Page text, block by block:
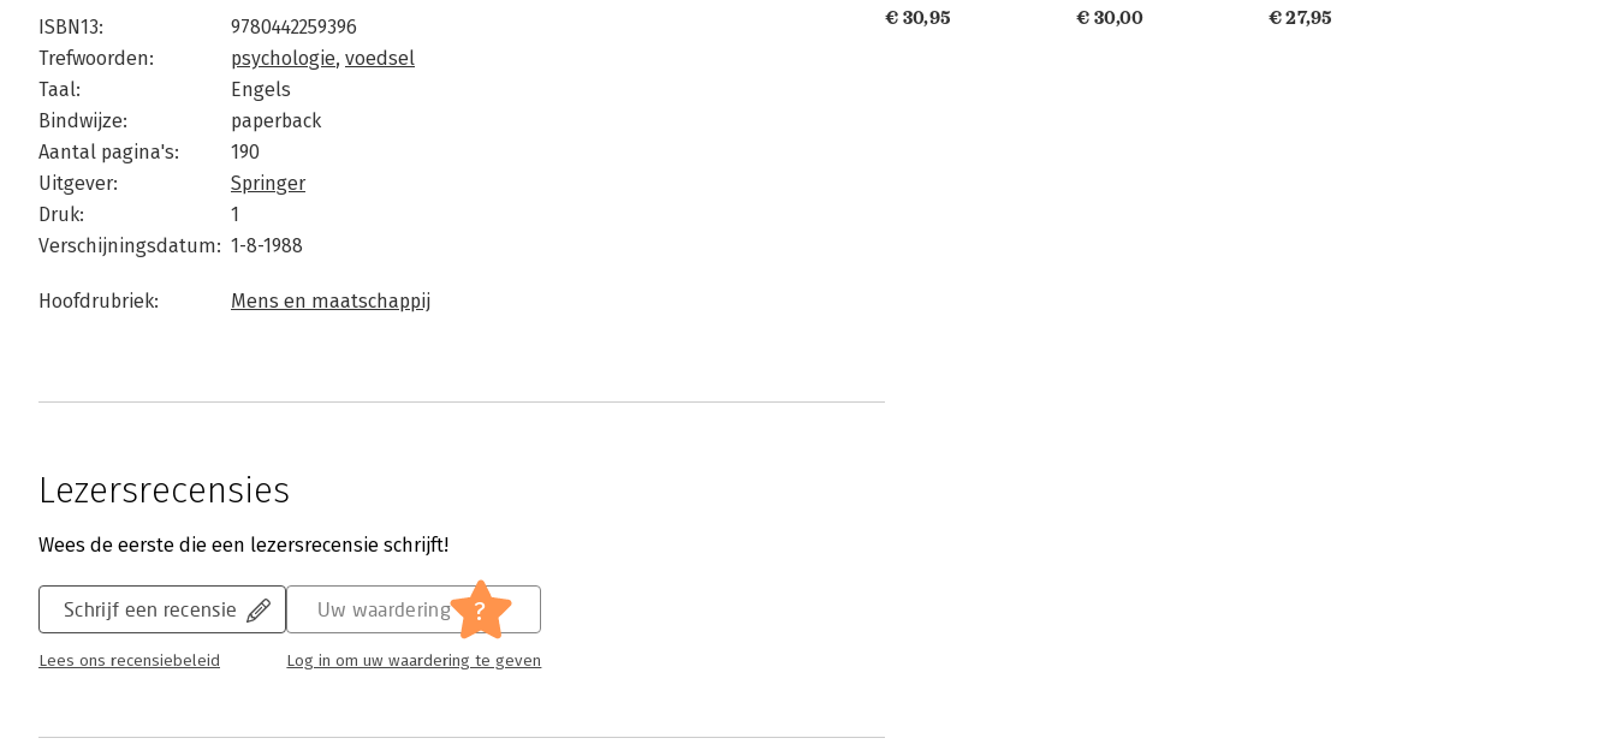
ISBN13:
9780442259396
Trefwoorden:
psychologie, voedsel
Taal:
Engels
Bindwijze:
paperback
Aantal pagina's:
190
Uitgever:
Springer
Druk:
1
Verschijningsdatum: 1-8-1988
Hoofdrubriek: Mens en maatschappij
Lezersrecensies
Wees de eerste die een lezersrecensie schrijft!
Schrijf een recensie
Lees ons recensiebeleid
Uw waardering ?
Log in om uw waardering te geven
€ 30,95
€ 30,00
€ 27,95